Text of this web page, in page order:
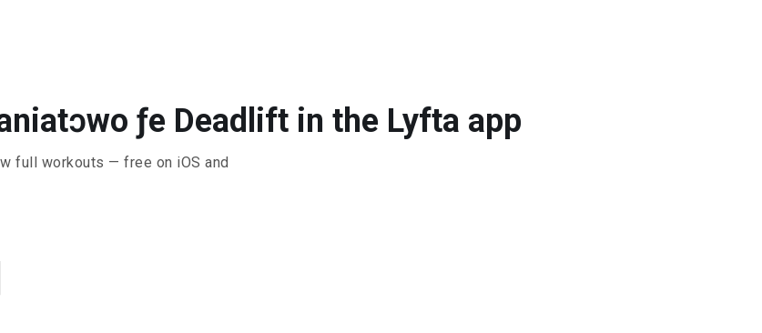
ƒe Deadlift in the Lyfta app
full workouts — free on iOS and